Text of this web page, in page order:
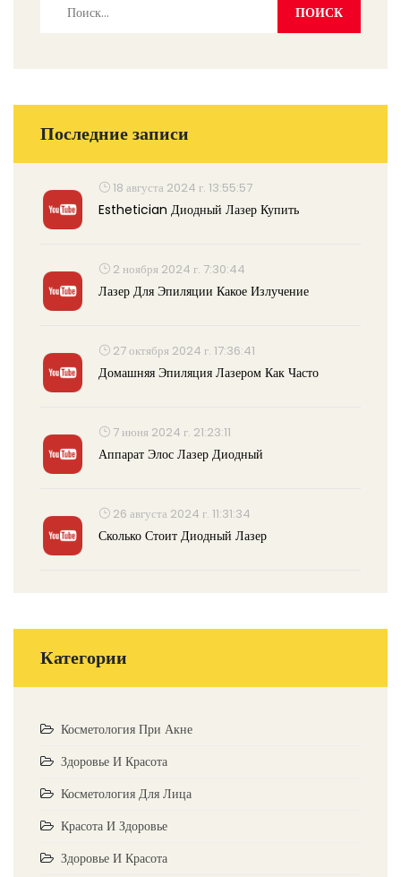
Последние записи
18 августа 2024 г. 13:55:57
Esthetician Диодный Лазер Купить
2 ноября 2024 г. 7:30:44
Лазер Для Эпиляции Какое Излучение
27 октября 2024 г. 17:36:41
Домашняя Эпиляция Лазером Как Часто
7 июня 2024 г. 21:23:11
Аппарат Элос Лазер Диодный
26 августа 2024 г. 11:31:34
Сколько Стоит Диодный Лазер
Категории
Косметология При Акне
Здоровье И Красота
Косметология Для Лица
Красота И Здоровье
Здоровье И Красота